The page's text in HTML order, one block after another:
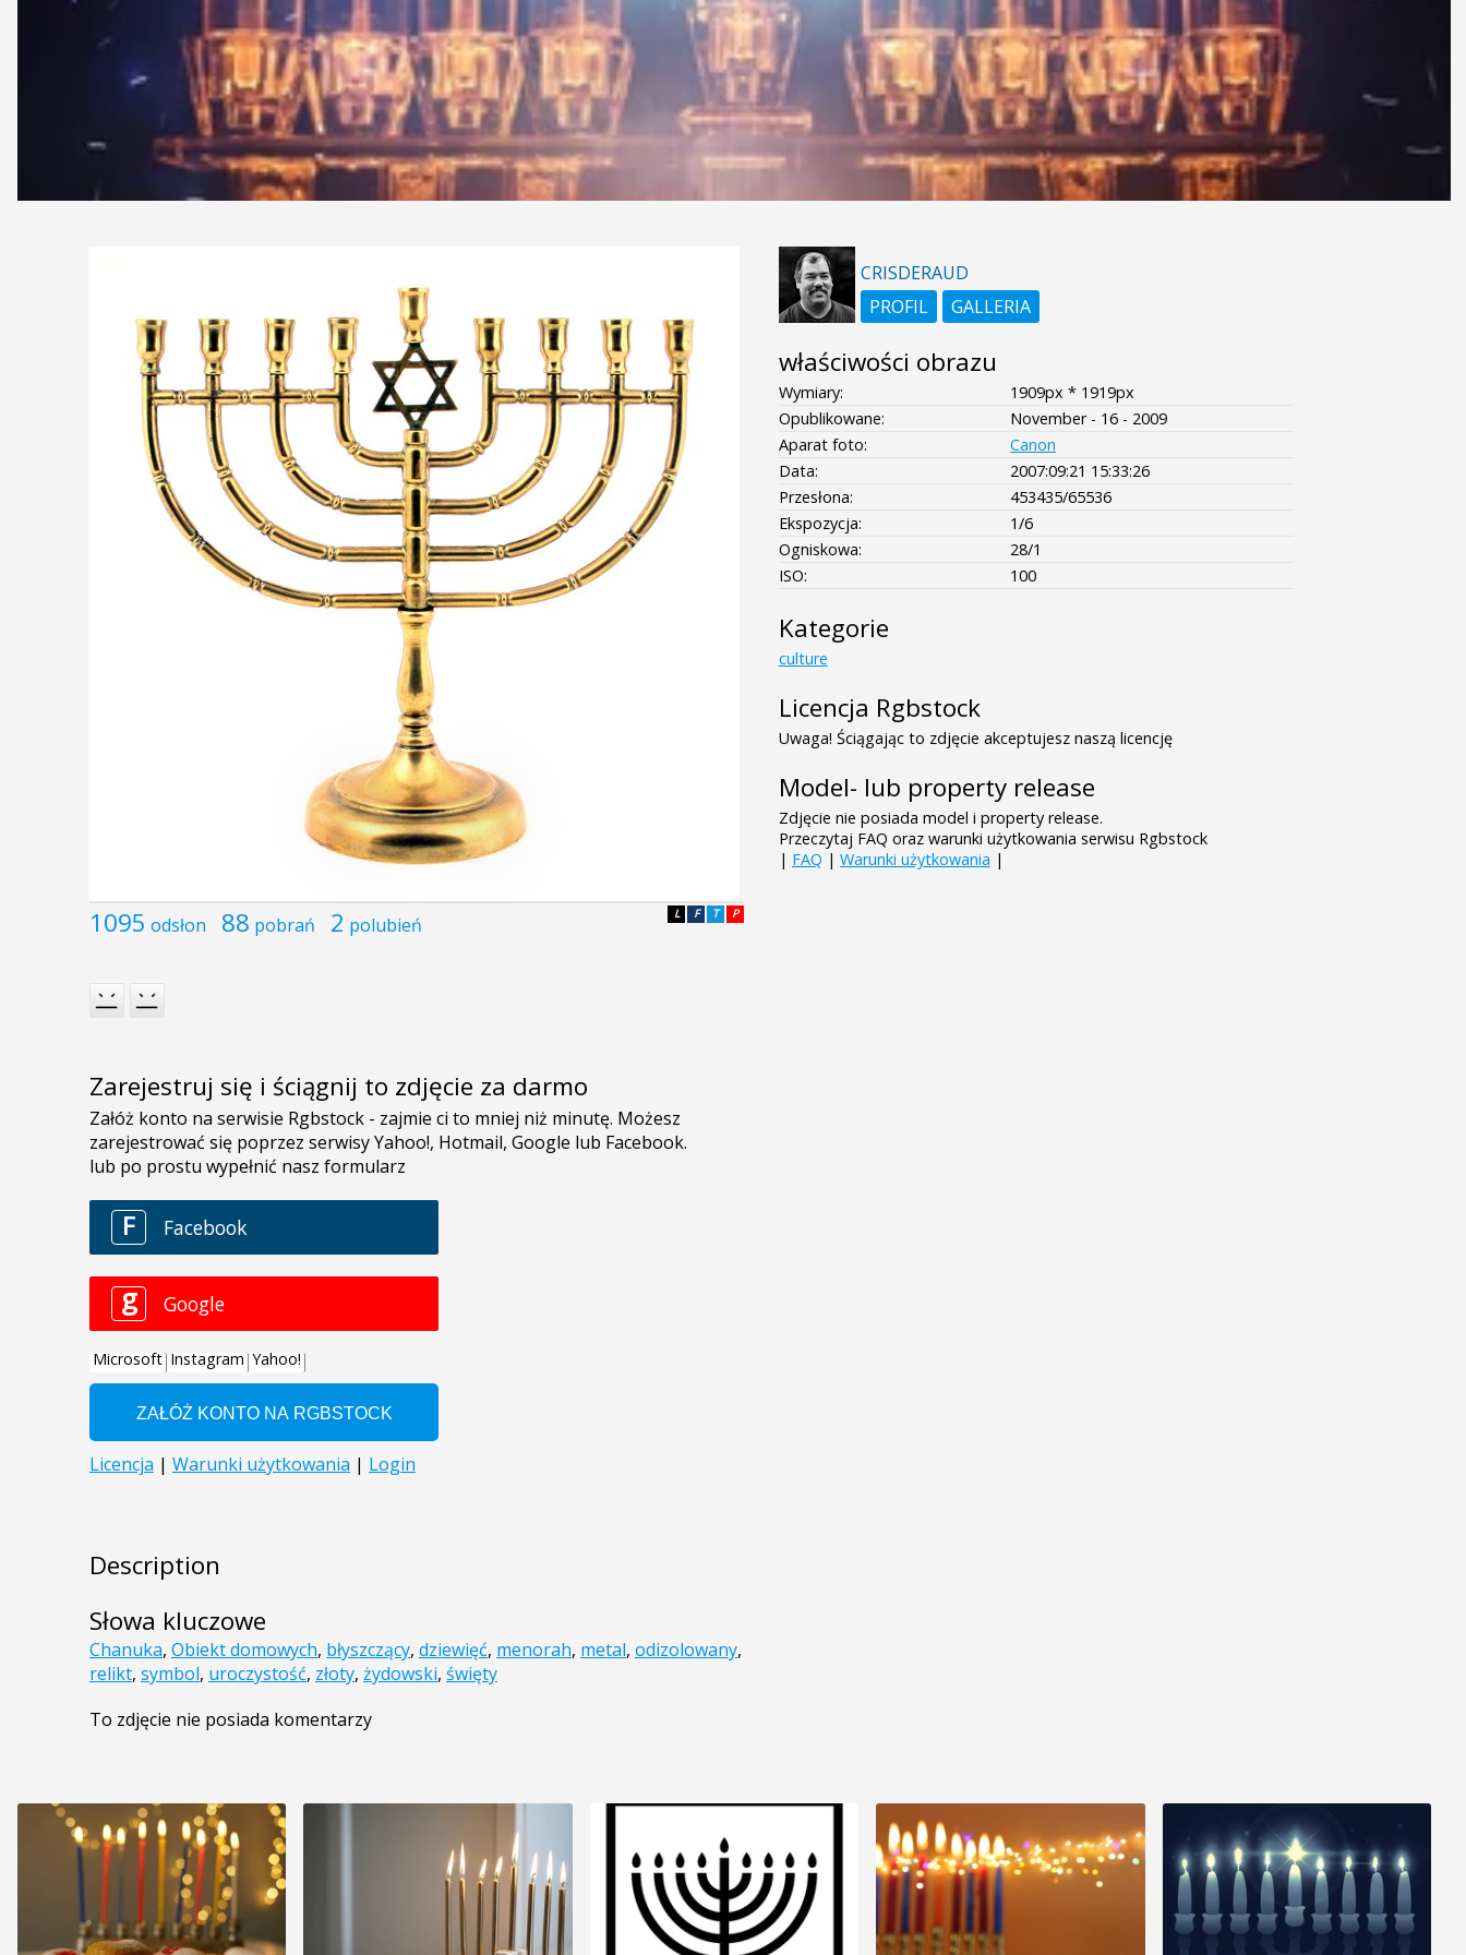
1095 odsłon 88 pobrań 2 polubień P
T
F
L
Zarejestruj się i ściągnij to zdjęcie za darmo
Description
Słowa kluczowe
Chanuka, Obiekt domowych, błyszczący, dziewięć, menorah, metal, odizolowany,
relikt, symbol, uroczystość, złoty, żydowski, święty
To zdjęcie nie posiada komentarzy
CRISDERAUD
PROFIL
GALLERIA
właściwości obrazu
Wymiary:
1909px * 1919px
Opublikowane:
November - 16 - 2009
Aparat foto:
Canon
Data:
2007:09:21 15:33:26
Przesłona:
453435/65536
Ekspozycja:
1/6
Ogniskowa:
28/1
ISO:
100
Kategorie
culture
Licencja Rgbstock
Uwaga! Ściągając to zdjęcie akceptujesz naszą licencję
Model- lub property release
Zdjęcie nie posiada model i property release.
Przeczytaj FAQ oraz warunki użytkowania serwisu Rgbstock
| FAQ | Warunki użytkowania |